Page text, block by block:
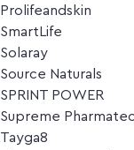
Prolifeandskin
SmartLife
Solaray
Source Naturals
SPRINT POWER
Supreme
Tayga8